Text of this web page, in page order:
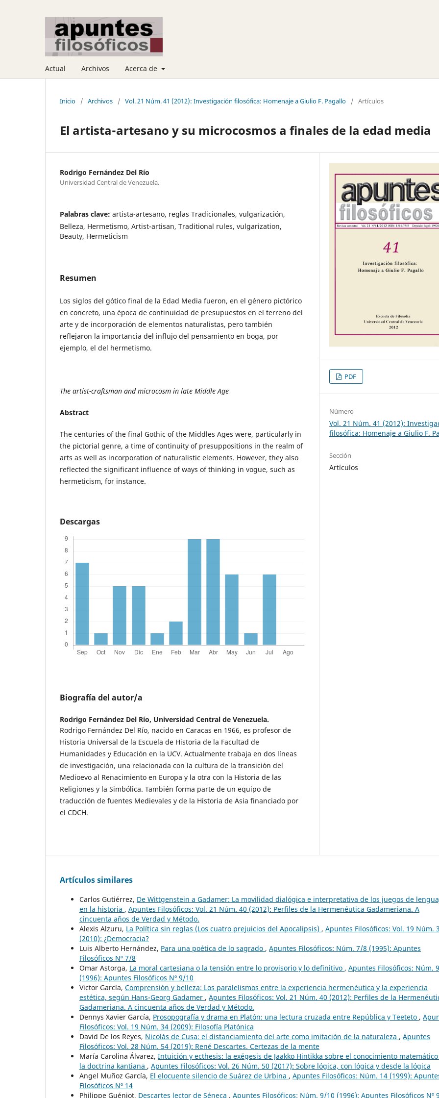
Actual Archivos Acerca de
Inicio / Archivos / Vol. 21 Núm. 41 (2012): Investigación filosófica: Homenaje a Giulio F. Pagallo / Artículos
El artista-artesano y su microcosmos a finales de la edad media
Rodrigo Fernández Del Río
Universidad Central de Venezuela.
Palabras clave: artista-artesano, reglas Tradicionales, vulgarización,
Belleza, Hermetismo, Artist-artisan, Traditional rules, vulgarization,
Beauty, Hermeticism
Resumen
Los siglos del gótico final de la Edad Media fueron, en el género pictórico
en concreto, una época de continuidad de presupuestos en el terreno del
arte y de incorporación de elementos naturalistas, pero también
reflejaron la importancia del influjo del pensamiento en boga, por
ejemplo, el del hermetismo.
The artist-craftsman and microcosm in late Middle Age
Abstract
The centuries of the final Gothic of the Middles Ages were, particularly in
the pictorial genre, a time of continuity of presuppositions in the realm of
arts as well as incorporation of naturalistic elements. However, they also
reflected the significant influence of ways of thinking in vogue, such as
hermeticism, for instance.
Descargas
Biografía del autor/a
Rodrigo Fernández Del Río, Universidad Central de Venezuela.
Rodrigo Fernández Del Río, nacido en Caracas en 1966, es profesor de
Historia Universal de la Escuela de Historia de la Facultad de
Humanidades y Educación en la UCV. Actualmente trabaja en dos líneas
de investigación, una relacionada con la cultura de la transición del
Medioevo al Renacimiento en Europa y la otra con la Historia de las
Religiones y la Simbólica. También forma parte de un equipo de
traducción de fuentes Medievales y de la Historia de Asia financiado por
el CDCH.
PDF
Número
Vol. 21 Núm. 41 (2012):
filosófica: Homenaje a Giulio F.
Sección
Artículos
Artículos similares
Carlos Gutiérrez, De Wittgenstein a Gadamer: La movilidad dialógica e interpretativa de los juegos de
en la historia , Apuntes Filosóficos: Vol. 21 Núm. 40 (2012): Perfiles de la Hermenéutica Gadameriana. A
cincuenta años de Verdad y Método.
Alexis Alzuru, La Política sin reglas (Los cuatro prejuicios del Apocalipsis) , Apuntes Filosóficos: Vol. 19 Núm.
(2010): ¿Democracia?
Luis Alberto Hernández, Para una poética de lo sagrado , Apuntes Filosóficos: Núm. 7/8 (1995): Apuntes
Filosóficos Nº 7/8
Omar Astorga, La moral cartesiana o la tensión entre lo provisorio y lo definitivo , Apuntes Filosóficos: Núm.
(1996): Apuntes Filosóficos Nº 9/10
Victor García, Comprensión y belleza: Los paralelismos entre la experiencia hermenéutica y la experiencia
estética, según Hans-Georg Gadamer , Apuntes Filosóficos: Vol. 21 Núm. 40 (2012): Perfiles de la
Gadameriana. A cincuenta años de Verdad y Método.
Dennys Xavier García, Prosopografía y drama en Platón: una lectura cruzada entre República y Teeteto ,
Filosóficos: Vol. 19 Núm. 34 (2009): Filosofía Platónica
David De los Reyes, Nicolás de Cusa: el distanciamiento del arte como imitación de la naturaleza , Apuntes
Filosóficos: Vol. 28 Núm. 54 (2019): René Descartes. Certezas de la mente
María Carolina Álvarez, Intuición y ecthesis: la exégesis de Jaakko Hintikka sobre el conocimiento
la doctrina kantiana , Apuntes Filosóficos: Vol. 26 Núm. 50 (2017): Sobre lógica, con lógica y desde la lógica
Angel Muñoz García, El elocuente silencio de Suárez de Urbina , Apuntes Filosóficos: Núm. 14 (1999):
Filosóficos Nº 14
Philippe Guéniot, Descartes lector de Séneca , Apuntes Filosóficos: Núm. 9/10 (1996): Apuntes Filosóficos Nº